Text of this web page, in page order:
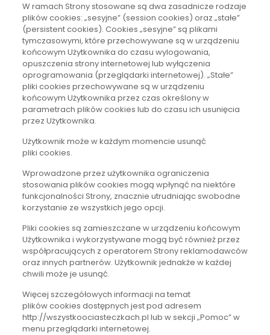
W ramach Strony stosowane są dwa zasadnicze rodzaje
plików cookies: „sesyjne” (session cookies) oraz „stałe”
(persistent cookies). Cookies „sesyjne” są plikami
tymczasowymi, które przechowywane są w urządzeniu
końcowym Użytkownika do czasu wylogowania,
opuszczenia strony internetowej lub wyłączenia
oprogramowania (przeglądarki internetowej). „Stałe”
pliki cookies przechowywane są w urządzeniu
końcowym Użytkownika przez czas określony w
parametrach plików cookies lub do czasu ich usunięcia
przez Użytkownika.
Użytkownik może w każdym momencie usunąć
pliki cookies.
Wprowadzone przez użytkownika ograniczenia
stosowania plików cookies mogą wpłynąć na niektóre
funkcjonalności Strony, znacznie utrudniając swobodne
korzystanie ze wszystkich jego opcji.
Pliki cookies są zamieszczane w urządzeniu końcowym
Użytkownika i wykorzystywane mogą być również przez
współpracujących z operatorem Strony reklamodawców
oraz innych partnerów. Użytkownik jednakże w każdej
chwili może je usunąć.
Więcej szczegółowych informacji na temat
plików cookies dostępnych jest pod adresem
http://wszystkoociasteczkach.pl lub w sekcji „Pomoc” w
menu przeglądarki internetowej.